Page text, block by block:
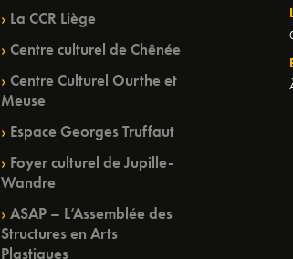
La CCR Liège
Centre culturel de Chênée
Centre Culturel Ourthe et
Meuse
Espace Georges Truffaut
Foyer culturel de Jupille-
Wandre
ASAP – L’Assemblée des
Structures en Arts
Plastiques